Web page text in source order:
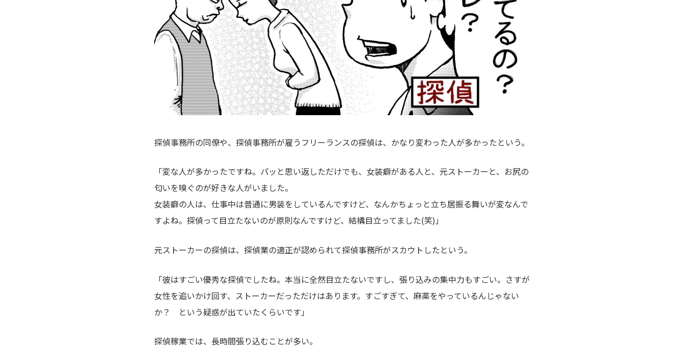
探偵事務所の同僚や、探偵事務所が雇うフリーランスの探偵は、かなり変わった人が多かったという。
「変な人が多かったですね。パッと思い返しただけでも、女装癖がある人と、元ストーカーと、お尻の
匂いを嗅ぐのが好きな人がいました。
女装癖の人は、仕事中は普通に男装をしているんですけど、なんかちょっと立ち居振る舞いが変なんで
すよね。探偵って目立たないのが原則なんですけど、結構目立ってました(笑)」
元ストーカーの探偵は、探偵業の適正が認められて探偵事務所がスカウトしたという。
「彼はすごい優秀な探偵でしたね。本当に全然目立たないですし、張り込みの集中力もすごい。さすが
女性を追いかけ回す、ストーカーだっただけはあります。すごすぎて、麻薬をやっているんじゃない
か？ という疑惑が出ていたくらいです」
探偵稼業では、長時間張り込むことが多い。